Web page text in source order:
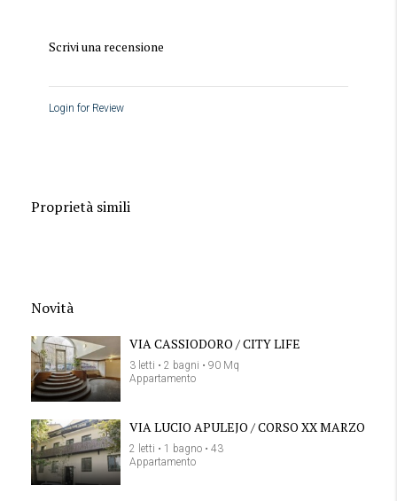
Scrivi una recensione
Login for Review
Proprietà simili
Novità
VIA CASSIODORO / CITY LIFE
3 letti • 2 bagni • 90 Mq
Appartamento
VIA LUCIO APULEJO / CORSO XX MARZO
2 letti • 1 bagno • 43
Appartamento